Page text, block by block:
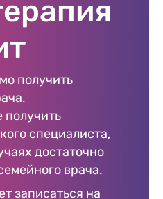
получить
получить
специалиста,
достаточно
врача.
записаться на